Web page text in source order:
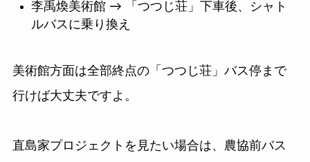
李禹煥美術館 → 「つつじ荘」下車後、シャト
ルバスに乗り換え
美術館方面は全部終点の「つつじ荘」バス停まで
行けば大丈夫ですよ。
直島家プロジェクトを見たい場合は、農協前バス